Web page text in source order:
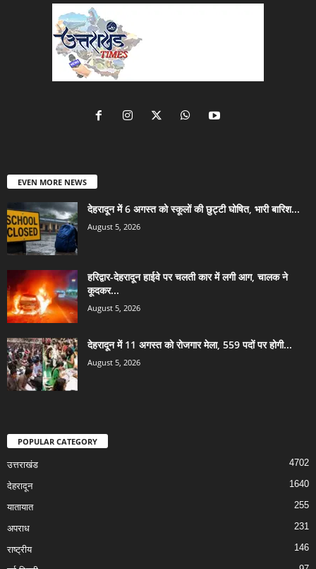
EVEN MORE NEWS
देहरादून में 6 अगस्त को स्कूलों की छुट्टी घोषित, भारी बारिश...
August 5, 2026
हरिद्वार-देहरादून हाईवे पर चलती कार में लगी आग, चालक ने
कूदकर...
August 5, 2026
देहरादून में 11 अगस्त को रोजगार मेला, 559 पदों पर होगी...
August 5, 2026
POPULAR CATEGORY
उत्तराखंड 4702
देहरादून 1640
यातायात 255
अपराध 231
राष्ट्रीय 146